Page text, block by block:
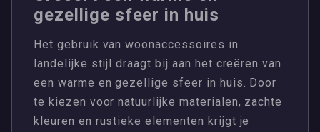
gezellige sfeer in huis
Het gebruik van woonaccessoires in
landelijke stijl draagt bij aan het creëren van
een warme en gezellige sfeer in huis. Door
te kiezen voor natuurlijke materialen, zachte
kleuren en rustieke elementen krijgt je